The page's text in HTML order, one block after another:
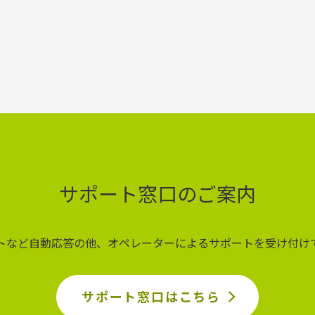
サポート窓口のご案内
など自動応答の他、オペレーターによるサポートを受け付け
サポート窓口はこちら